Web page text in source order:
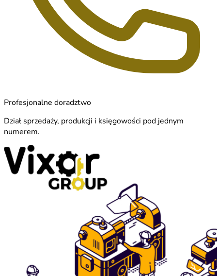
Profesjonalne doradztwo
Dział sprzedaży, produkcji i księgowości pod jednym
numerem.